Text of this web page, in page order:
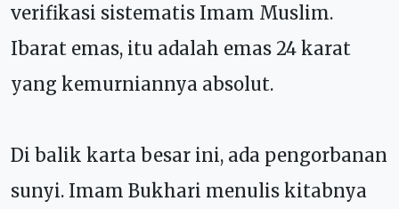
verifikasi sistematis Imam Muslim.
Ibarat emas, itu adalah emas 24 karat
yang kemurniannya absolut.
Di balik karta besar ini, ada pengorbanan
sunyi. Imam Bukhari menulis kitabnya